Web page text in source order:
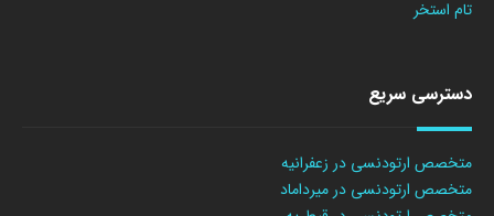
تام استخر
دسترسی سریع
متخصص ارتودنسی در زعفرانیه
متخصص ارتودنسی در میرداماد